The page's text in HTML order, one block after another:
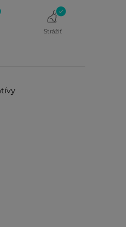
Strážiť